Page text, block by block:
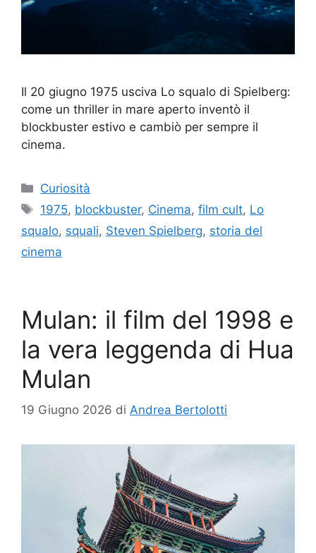
Il 20 giugno 1975 usciva Lo squalo di Spielberg:
come un thriller in mare aperto inventò il
blockbuster estivo e cambiò per sempre il
cinema.
Categorie
Curiosità
Tag
1975, blockbuster, Cinema,film cult, Lo
squalo, squali, Steven Spielberg, storia del
cinema
Mulan: il film del 1998 e
la vera leggenda di Hua
Mulan
19 Giugno 2026 di Andrea Bertolotti